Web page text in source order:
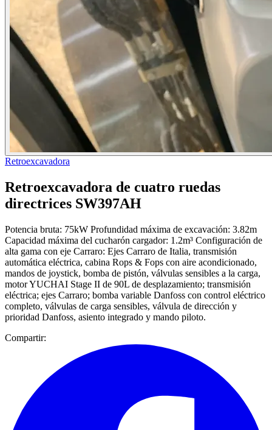
Retroexcavadora
Retroexcavadora de cuatro ruedas
directrices SW397AH
Potencia bruta: 75kW Profundidad máxima de excavación: 3.82m
Capacidad máxima del cucharón cargador: 1.2m³ Configuración de
alta gama con eje Carraro: Ejes Carraro de Italia, transmisión
automática eléctrica, cabina Rops & Fops con aire acondicionado,
mandos de joystick, bomba de pistón, válvulas sensibles a la carga,
motor YUCHAI Stage II de 90L de desplazamiento; transmisión
eléctrica; ejes Carraro; bomba variable Danfoss con control eléctrico
completo, válvulas de carga sensibles, válvula de dirección y
prioridad Danfoss, asiento integrado y mando piloto.
Compartir: